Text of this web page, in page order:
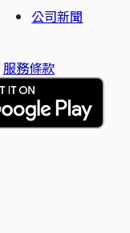
公司新聞
服務條款